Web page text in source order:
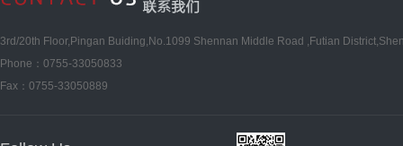
3rd/20th Floor,Pingan Buiding,No.1099 Shennan Middle Road ,Futian
Phone：0755-33050833
Fax：0755-33050889